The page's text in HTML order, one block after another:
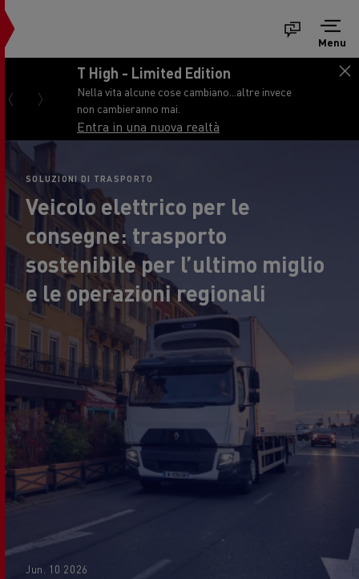
Menu
T High - Limited Edition
Nella vita alcune cose cambiano...altre invece
non cambieranno mai.
Entra in una nuova realtà
SOLUZIONI DI TRASPORTO
Veicolo elettrico per le
consegne: trasporto
sostenibile per l’ultimo miglio
e le operazioni regionali
Jun. 10 2026